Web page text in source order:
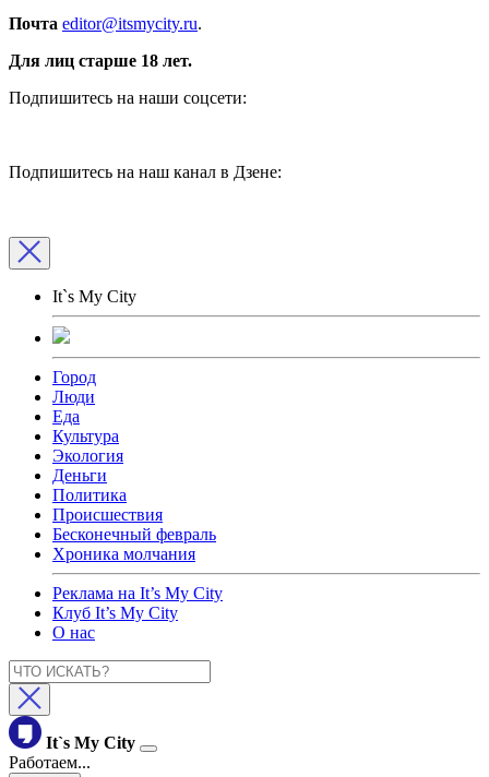
Почта editor@itsmycity.ru.
Для лиц старше 18 лет.
Подпишитесь на наши соцсети:
Подпишитесь на наш канал в Дзене:
It`s My City
Город
Люди
Еда
Культура
Экология
Деньги
Политика
Происшествия
Бесконечный февраль
Хроника молчания
Реклама на It’s My City
Клуб It’s My City
О нас
It`s My City
Работаем...